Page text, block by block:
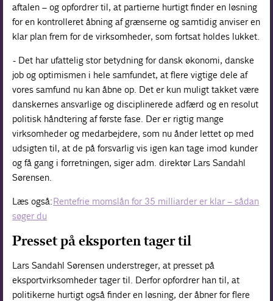
aftalen – og opfordrer til, at partierne hurtigt finder en løsning
for en kontrolleret åbning af grænserne og samtidig anviser en
klar plan frem for de virksomheder, som fortsat holdes lukket.
- Det har ufattelig stor betydning for dansk økonomi, danske
job og optimismen i hele samfundet, at flere vigtige dele af
vores samfund nu kan åbne op. Det er kun muligt takket være
danskernes ansvarlige og disciplinerede adfærd og en resolut
politisk håndtering af første fase. Der er rigtig mange
virksomheder og medarbejdere, som nu ånder lettet op med
udsigten til, at de på forsvarlig vis igen kan tage imod kunder
og få gang i forretningen, siger adm. direktør Lars Sandahl
Sørensen.
Læs også:Rentefrie momslån for 35 milliarder er klar – sådan
søger du
Presset på eksporten tager til
Lars Sandahl Sørensen understreger, at presset på
eksportvirksomheder tager til. Derfor opfordrer han til, at
politikerne hurtigt også finder en løsning, der åbner for flere